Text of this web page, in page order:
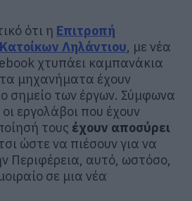
ότι η Επιτροπή
Ληλάντιου, με νέα
χτυπάει καμπανάκια
τα μηχανήματα έχουν
σημείο των έργων. Σύμφωνα
εργολάβοι που έχουν
τους έχουν αποσύρει
ώστε να πιέσουν για να
Περιφέρεια, αυτό, ωστόσο,
σε μια νέα